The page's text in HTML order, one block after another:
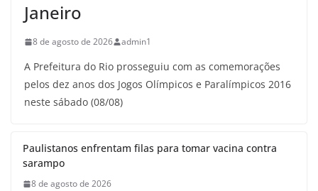
Janeiro
8 de agosto de 2026 admin1
A Prefeitura do Rio prosseguiu com as comemorações
pelos dez anos dos Jogos Olímpicos e Paralímpicos 2016
neste sábado (08/08)
Paulistanos enfrentam filas para tomar vacina contra
sarampo
8 de agosto de 2026